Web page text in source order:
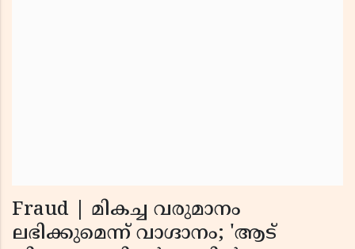
Fraud | മികച്ച വരുമാനം
ലഭിക്കുമെന്ന് വാഗ്ദാനം; 'ആട്